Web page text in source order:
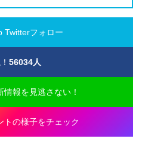
Twitterフォロー
56034人
報を見逃さない！
トの様子をチェック